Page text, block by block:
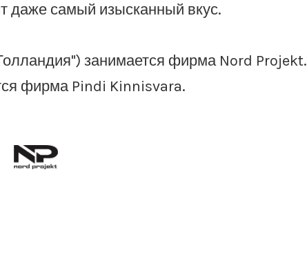
даже самый изысканный вкус.
занимается фирма Nord Projekt.
фирма Pindi Kinnisvara.